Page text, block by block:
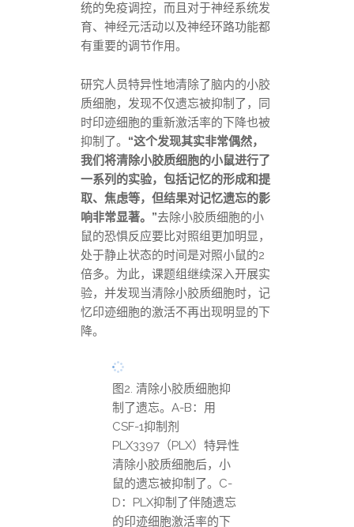
统的免疫调控，而且对于神经系统发
育、神经元活动以及神经环路功能都
有重要的调节作用。
研究人员特异性地清除了脑内的小胶
质细胞，发现不仅遗忘被抑制了，同
时印迹细胞的重新激活率的下降也被
抑制了。 “这个发现其实非常偶然，
我们将清除小胶质细胞的小鼠进行了
一系列的实验，包括记忆的形成和提
取、焦虑等，但结果对记忆遗忘的影
响非常显著。”去除小胶质细胞的小
鼠的恐惧反应要比对照组更加明显，
处于静止状态的时间是对照小鼠的2
倍多。为此，课题组继续深入开展实
验，并发现当清除小胶质细胞时，记
忆印迹细胞的激活不再出现明显的下
降。
图2. 清除小胶质细胞抑
制了遗忘。A-B：用
CSF-1抑制剂
PLX3397（PLX）特异性
清除小胶质细胞后，小
鼠的遗忘被抑制了。C-
D：PLX抑制了伴随遗忘
的印迹细胞激活率的下